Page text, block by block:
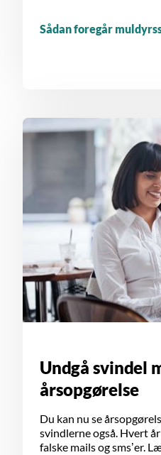
Sådan foregår
Undgå svindel
årsopgørelse
Du kan nu se
svindlerne også. Hvert
falske mails og sms’er.